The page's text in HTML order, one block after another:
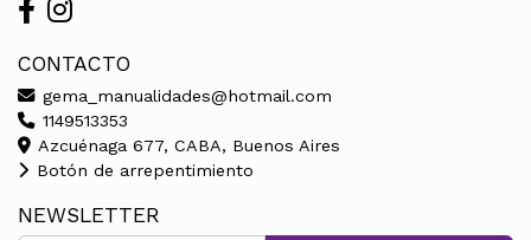
CONTACTO
gema_manualidades@hotmail.com
1149513353
Azcuénaga 677, CABA, Buenos Aires
Botón de arrepentimiento
NEWSLETTER